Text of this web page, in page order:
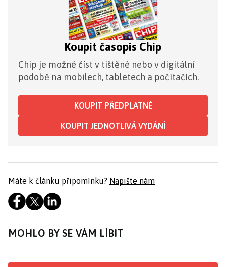
Koupit časopis Chip
Chip je možné číst v tištěné nebo v digitální
podobě na mobilech, tabletech a počítačích.
KOUPIT PŘEDPLATNÉ
KOUPIT JEDNOTLIVÁ VYDÁNÍ
Máte k článku připomínku? Napište nám
MOHLO BY SE VÁM LÍBIT